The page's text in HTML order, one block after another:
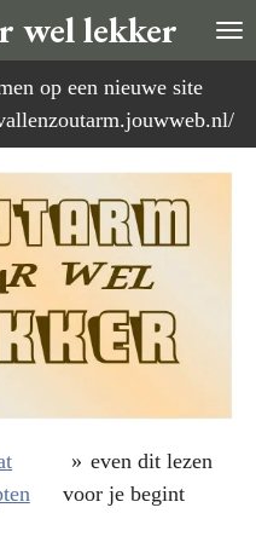
wel lekker
op een nieuwe site
» even dit lezen
voor je begint